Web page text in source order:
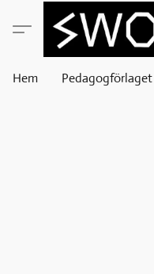
Hem Pedagogförlaget